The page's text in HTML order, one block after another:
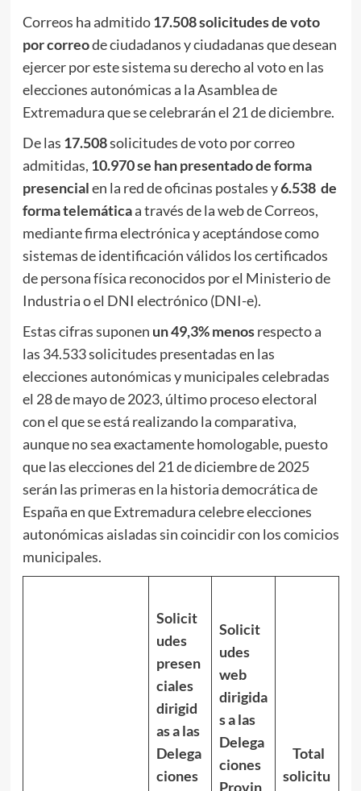
Correos ha admitido17.508solicitudes de voto
por correode ciudadanos y ciudadanas que desean
ejercer por este sistema su derecho al voto en las
elecciones autonómicas a la Asamblea de
Extremadura que se celebrarán el 21 de diciembre.
De las 17.508solicitudes de voto por correo
admitidas, 10.970se han presentado de forma
presencialen la red de oficinas postales y6.538 de
forma telemáticaa través de la web de Correos,
mediante firma electrónica y aceptándose como
sistemas de identificación válidos los certificados
de persona física reconocidos por el Ministerio de
Industria o el DNI electrónico (DNI-e).
Estas cifras suponen un 49,3% menosrespecto a
las 34.533 solicitudes presentadas en las
elecciones autonómicas y municipales celebradas
el 28 de mayo de 2023, último proceso electoral
con el que se está realizando la comparativa,
aunque no sea exactamente homologable, puesto
que las elecciones del 21 de diciembre de 2025
serán las primeras en la historia democrática de
España en que Extremadura celebre elecciones
autonómicas aisladas sin coincidir con los comicios
municipales.
Solicit
udes
presen
ciales
dirigid
as a las
Delega
ciones
Solicit
udes
web
dirigida
s a las
Delega
ciones
Provin
Total
solicitu